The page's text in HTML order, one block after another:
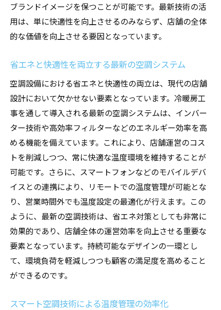
ブランドイメージを保つことが可能です。最新技術の活
用は、単に快適性を向上させるのみならず、店舗の全体
的な価値を向上させる要因となっています。
省エネと快適性を両立する最新の空調システム
空調設備における省エネと快適性の両立は、現代の店舗
設計において欠かせない要素となっています。冷暖房工
事を通して導入される最新の空調システムは、インバー
ター技術や高効率フィルターなどのエネルギー効率を高
める機能を備えています。これにより、店舗運営のコス
トを削減しつつ、常に快適な温度環境を維持することが
可能です。さらに、スマートフォンなどのモバイルデバ
イスとの連携により、リモートでの温度管理が可能とな
り、営業時間外でも温度設定の最適化が行えます。この
ように、最新の空調技術は、省エネ対策としても非常に
効果的であり、店舗全体の運営効率を向上させる重要な
要素となっています。持続可能なデザインの一環とし
て、環境負荷を軽減しつつも顧客の満足度を高めること
ができるのです。
スマート空調技術による温度管理の効率化